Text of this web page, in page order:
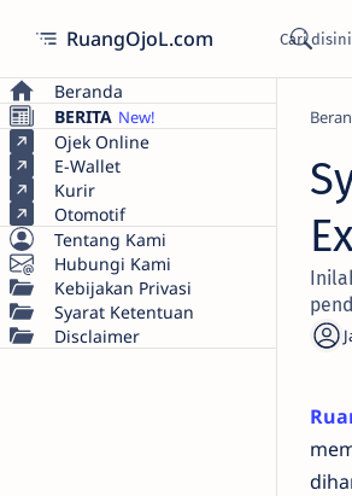
RuangOjoL.com
Beranda
BERITA
Ojek Online
E-Wallet
Kurir
Otomotif
Tentang Kami
Hubungi Kami
Kebijakan Privasi
Syarat Ketentuan
Disclaimer